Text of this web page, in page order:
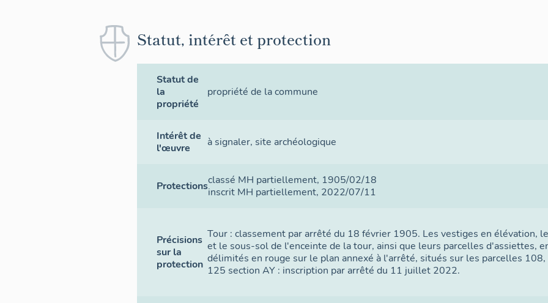
Statut, intérêt et protection
Statut de
la
propriété
propriété de la commune
Intérêt de
l'œuvre
à signaler, site archéologique
Protectionsclassé MH partiellement, 1905/02/18
inscrit MH partiellement, 2022/07/11
Précisions
sur la
protection
Tour : classement par arrêté du 18 février 1905. Les vestiges en élévation,
et le sous-sol de l'enceinte de la tour, ainsi que leurs parcelles d'assiettes,
délimités en rouge sur le plan annexé à l'arrêté, situés sur les parcelles
125 section AY : inscription par arrêté du 11 juillet 2022.